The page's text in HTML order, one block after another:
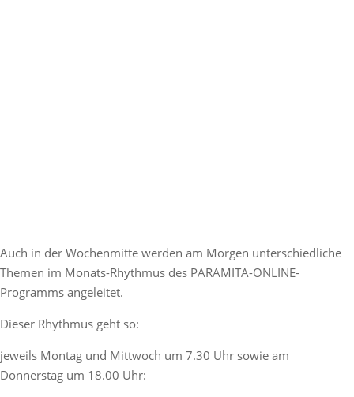
Auch in der Wochenmitte werden am Morgen unterschiedliche
Themen im Monats-Rhythmus des PARAMITA-ONLINE-
Programms angeleitet.
Dieser Rhythmus geht so:
jeweils Montag und Mittwoch um 7.30 Uhr sowie am
Donnerstag um 18.00 Uhr: